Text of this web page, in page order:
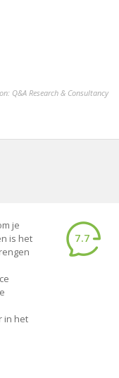
Q&A Research & Consultancy
je
is het
in het
7.7